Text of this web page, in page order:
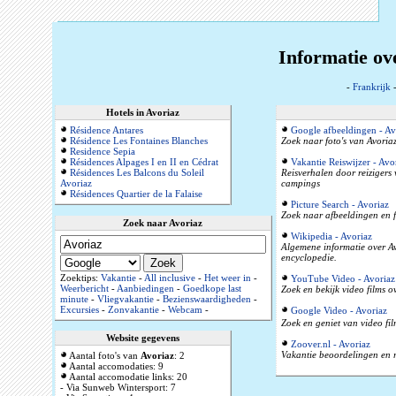
Informatie
- Frankrijk
Hotels in Avoriaz
Résidence Antares
Résidence Les Fontaines Blanches
Residence Sepia
Résidences Alpages I en II en Cédrat
Résidences Les Balcons du Soleil
Avoriaz
Résidences Quartier de la Falaise
Zoek naar Avoriaz
Zoektips: Vakantie-All inclusive- Het weer in-
Weerbericht-Aanbiedingen- Goedkope last
minute- Vliegvakantie- Bezienswaardigheden-
Excursies- Zonvakantie- Webcam-
Website gegevens
Aantal foto's van Avoriaz: 2
Aantal accomodaties: 9
Aantal accomodatie links: 20
- Via Sunweb Wintersport: 7
Google afbeeldingen -
Zoek naar foto's van
Vakantie Reiswijzer -
Reisverhalen door reizigers
campings
Picture Search - Avoriaz
Zoek naar afbeeldingen en
Wikipedia - Avoriaz
Algemene informatie over
encyclopedie.
YouTube Video - Avoriaz
Zoek en bekijk video films
Google Video - Avoriaz
Zoek en geniet van video
Zoover.nl - Avoriaz
Vakantie beoordelingen en